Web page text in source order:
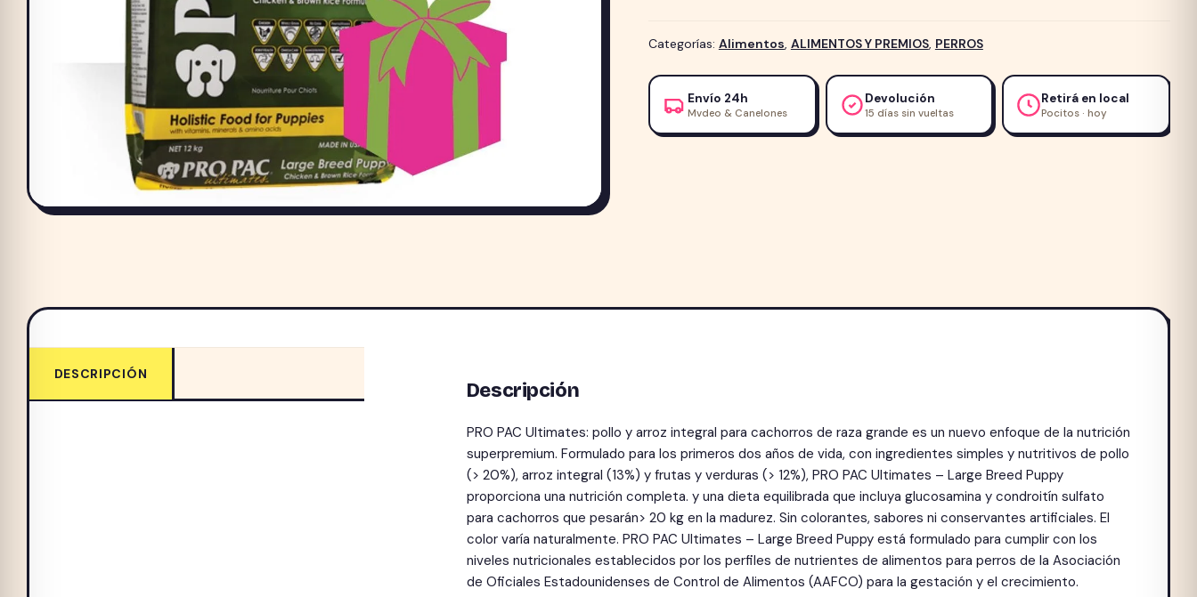
Categorías: Alimentos, ALIMENTOS Y PREMIOS, PERROS
Envío 24h
Mvdeo & Canelones
Devolución
15 días sin vueltas
Retirá en local
Pocitos · hoy
DESCRIPCIÓN
Descripción
PRO PAC Ultimates: pollo y arroz integral para cachorros de raza grande es un nuevo enfoque de la nutrición
superpremium. Formulado para los primeros dos años de vida, con ingredientes simples y nutritivos de pollo
(> 20%), arroz integral (13%) y frutas y verduras (> 12%), PRO PAC Ultimates – Large Breed Puppy
proporciona una nutrición completa. y una dieta equilibrada que incluya glucosamina y condroitín sulfato
para cachorros que pesarán> 20 kg en la madurez. Sin colorantes, sabores ni conservantes artificiales. El
color varía naturalmente. PRO PAC Ultimates – Large Breed Puppy está formulado para cumplir con los
niveles nutricionales establecidos por los perfiles de nutrientes de alimentos para perros de la Asociación
de Oficiales Estadounidenses de Control de Alimentos (AAFCO) para la gestación y el crecimiento.